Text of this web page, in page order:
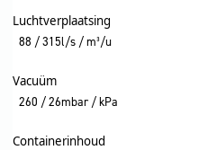
Luchtverplaatsing
88 / 315l/s / m³/u
Vacuüm
260 / 26mbar / kPa
Containerinhoud